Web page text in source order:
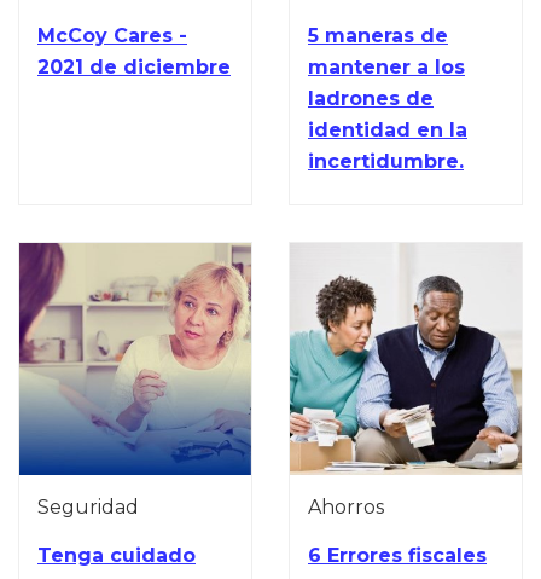
McCoy Cares -
2021 de diciembre
5 maneras de
mantener a los
ladrones de
identidad en la
incertidumbre.
Seguridad
Tenga cuidado
Ahorros
6 Errores fiscales